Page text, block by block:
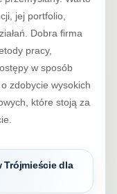
jej portfolio,
Dobra firma
pracy,
w sposób
zdobycie wysokich
które stoją za
Trójmieście dla